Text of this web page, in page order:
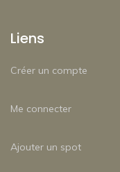
Liens
Créer un compte
Me connecter
Ajouter un spot